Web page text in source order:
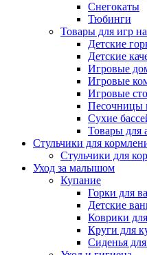
Снегокаты
Тюбинги
Товары для игр
Детские
Детские
Игровые
Игровые
Игровые
Песочницы
Сухие
Товары для
Стульчики для
Стульчики для
Уход за малышом
Купание
Горки для
Детские
Коврики
Круги для
Сиденья